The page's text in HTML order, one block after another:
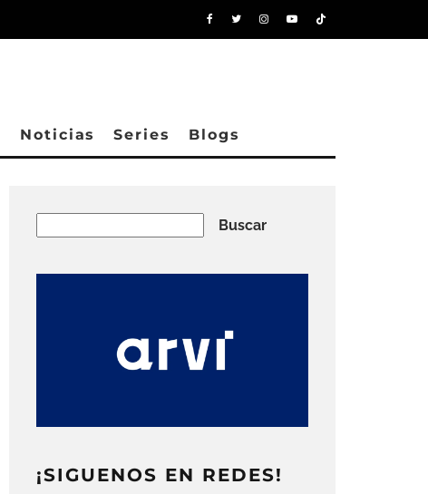
Noticias Series Blogs
Buscar
¡SIGUENOS EN REDES!